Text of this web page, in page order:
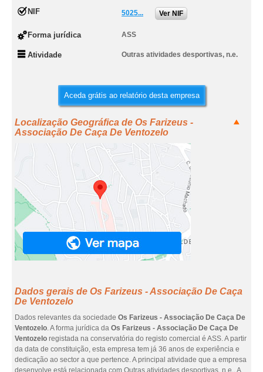
NIF 5025... Ver NIF
Forma jurídica ASS
Atividade Outras atividades desportivas, n.e.
Aceda grátis ao relatório desta empresa
Localização Geográfica de Os Farizeus -
Associação De Caça De Ventozelo
Dados gerais de Os Farizeus - Associação De Caça
De Ventozelo
Dados relevantes da sociedade Os Farizeus - Associação De Caça De
Ventozelo. A forma jurídica da Os Farizeus - Associação De Caça De
Ventozelo registada na conservatória do registo comercial é ASS. A partir
da data de constituição, esta empresa tem já 36 anos de experiência e
dedicação ao sector a que pertence. A principal atividade que a empresa
desenvolve está relacionada com Outras atividades desportivas, n.e.. A